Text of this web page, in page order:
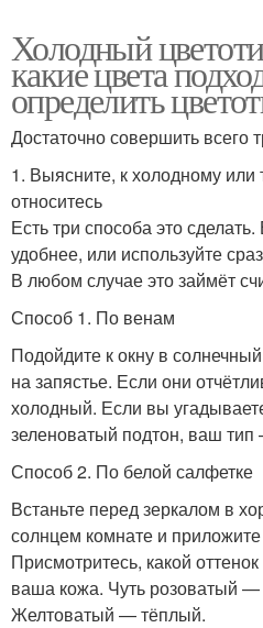
Холодный
какие цвета
определить
Достаточно совершить всего
1. Выясните, к холодному или
относитесь
Есть три способа это
удобнее, или используйте
В любом случае это займёт
Способ 1. По венам
Подойдите к окну в
на запястье. Если они
холодный. Если вы
зеленоватый подтон, ваш
Способ 2. По белой салфетке
Встаньте перед зеркалом в
солнцем комнате и
Присмотритесь, какой
ваша кожа. Чуть розоватый
Желтоватый — тёплый.